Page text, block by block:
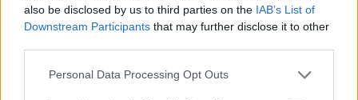
also be disclosed by us to third parties on the IAB’s List of
Downstream Participants that may further disclose it to other
Please note that this website/app uses one or more Google
Personal Data Processing Opt Outs
Komfort, może aż do bólu, udzielił się także w
zawieszeniu.Citroen C3 Aircross zestrojony
dobrze wybiera wszelkie nierówności (nawet na